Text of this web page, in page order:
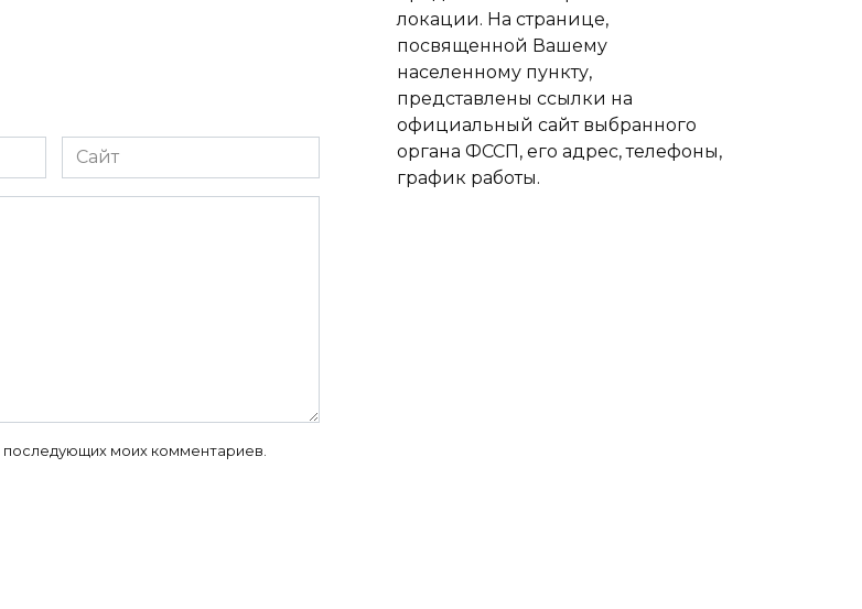
Сайт
последующих моих комментариев.
локации. На странице,
посвященной Вашему
населенному пункту,
представлены ссылки на
официальный сайт выбранного
органа ФССП, его адрес, телефоны,
график работы.